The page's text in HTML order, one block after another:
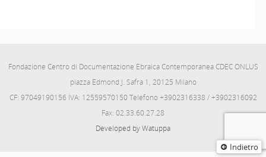
Indietro
Fondazione Centro di Documentazione Ebraica Contemporanea CDEC ONLUS
piazza Edmond J. Safra 1, 20125 Milano
CF: 97049190156 IVA: 12559570150 Telefono +3902316338 / +3902316092
Fax: 02.33.60.27.28
Developed by Watuppa